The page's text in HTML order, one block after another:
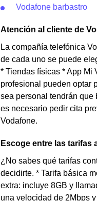
Vodafone barbastro
Atención al cliente de
La compañía telefónica
de cada uno se puede
* Tiendas físicas * App Mi
profesional pueden optar
sea personal tendrán que
es necesario pedir cita
Vodafone.
Escoge entre las tarifas
¿No sabes qué tarifas
decidirte. * Tarifa básica
extra: incluye 8GB y
una velocidad de 2Mbps